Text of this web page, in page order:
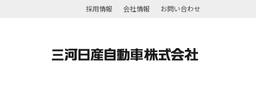
採用情報 会社情報 お問い合わせ